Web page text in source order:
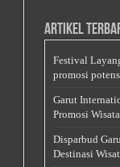
Artikel
Festival
promosi
Garut
Promosi
Disparbud
Destinasi